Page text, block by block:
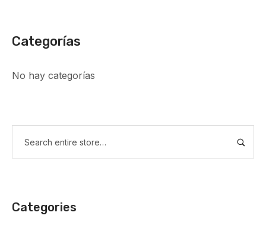
Categorías
No hay categorías
Categories